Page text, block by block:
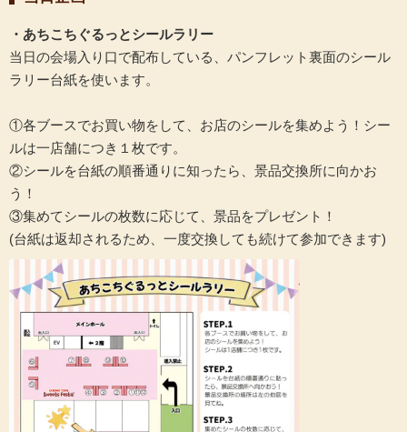
・あちこちぐるっとシールラリー
当日の会場入り口で配布している、パンフレット裏面のシール
ラリー台紙を使います。
①各ブースでお買い物をして、お店のシールを集めよう！シー
ルは一店舗につき１枚です。
②シールを台紙の順番通りに知ったら、景品交換所に向かお
う！
③集めてシールの枚数に応じて、景品をプレゼント！
(台紙は返却されるため、一度交換しても続けて参加できます)